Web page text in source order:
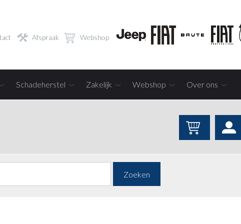
Afspraak Webshop
Schadeherstel Zakelijk Webshop Over ons
Zoeken